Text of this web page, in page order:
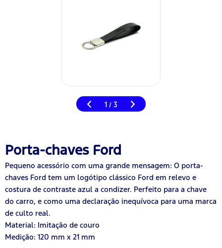
1 / 3
Porta-chaves Ford
Pequeno acessório com uma grande mensagem: O porta-
chaves Ford tem um logótipo clássico Ford em relevo e
costura de contraste azul a condizer. Perfeito para a chave
do carro, e como uma declaração inequívoca para uma marca
de culto real.
Material: Imitação de couro
Medição: 120 mm x 21 mm